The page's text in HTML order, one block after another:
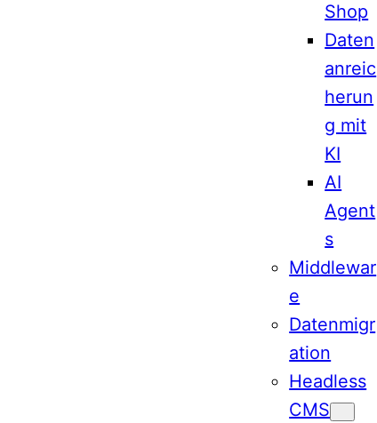
Shop
Daten
anreic
herun
g mit
KI
AI
Agent
s
Middlewar
e
Datenmigr
ation
Headless
CMS